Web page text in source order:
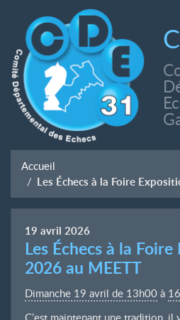
Accueil
Les Échecs à la Foire
19 avril 2026
Les Échecs à la
2026 au MEETT
Dimanche 19 avril de 13h00à
C’est maintenant une tradition, il